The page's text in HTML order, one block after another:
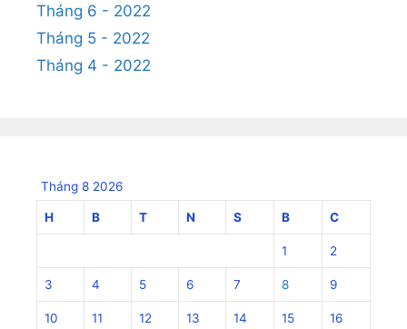
Tháng 6 - 2022
Tháng 5 - 2022
Tháng 4 - 2022
Tháng 8 2026
H B T N S B C
1 2
3 4 5 6 7 8 9
10 11 12 13 14 15 16